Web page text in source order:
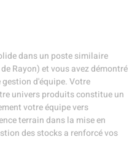
dans un poste similaire
Rayon) et vous avez démontré
d'équipe. Votre
univers produits constitue un
votre équipe vers
terrain dans la mise en
des stocks a renforcé vos